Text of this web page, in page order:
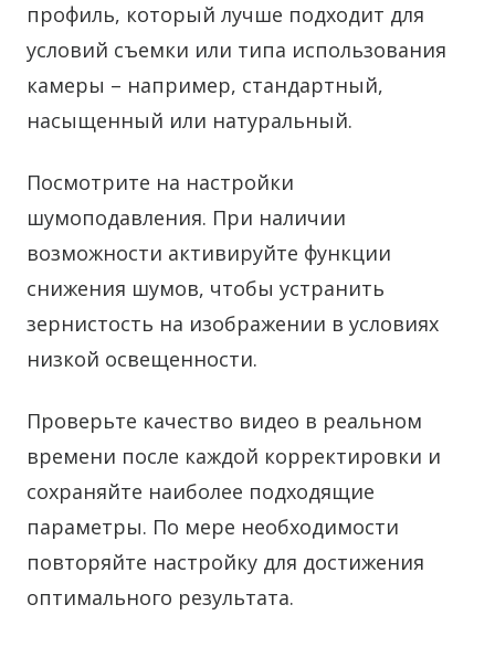
профиль, который лучше подходит для
условий съемки или типа использования
камеры – например, стандартный,
насыщенный или натуральный.
Посмотрите на настройки
шумоподавления. При наличии
возможности активируйте функции
снижения шумов, чтобы устранить
зернистость на изображении в условиях
низкой освещенности.
Проверьте качество видео в реальном
времени после каждой корректировки и
сохраняйте наиболее подходящие
параметры. По мере необходимости
повторяйте настройку для достижения
оптимального результата.